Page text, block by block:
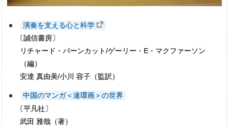
演奏を支える心と科学
〔誠信書房〕
リチャード・パーンカット/ゲーリー・E・マクファーソン
（編）
安達 真由美/⼩川 容子（監訳）
中国のマンガ＜連環画＞の世界
〔平凡社〕
武田 雅哉（著）